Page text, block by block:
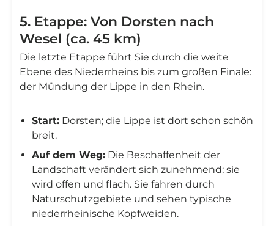
5. Etappe: Von Dorsten nach
Wesel (ca. 45 km)
Die letzte Etappe führt Sie durch die weite
Ebene des Niederrheins bis zum großen Finale:
der Mündung der Lippe in den Rhein.
Start: Dorsten; die Lippe ist dort schon schön
breit.
Auf dem Weg: Die Beschaffenheit der
Landschaft verändert sich zunehmend; sie
wird offen und flach. Sie fahren durch
Naturschutzgebiete und sehen typische
niederrheinische Kopfweiden.